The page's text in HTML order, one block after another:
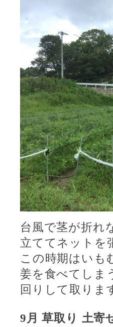
台風で茎が折れ
立ててネットを
この時期はいも
姜を食べてしま
回りして取りま
9 月 草取り 土寄